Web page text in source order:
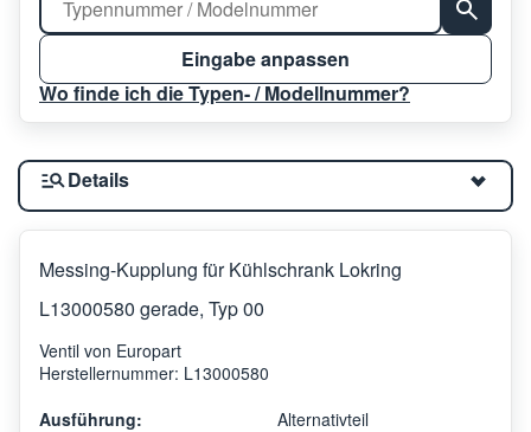
Eingabe anpassen
Wo finde ich die Typen- / Modellnummer?
Details
Messing-Kupplung für Kühlschrank Lokring
L13000580 gerade, Typ 00
Ventil von Europart
Herstellernummer: L13000580
Ausführung:
Alternativteil